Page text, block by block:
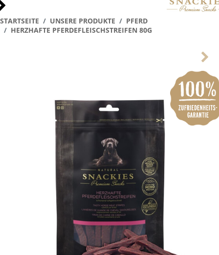
STARTSEITE UNSERE PRODUKTE
PFERD
HERZHAFTE PFERDEFLEISCHSTREIFEN 80G